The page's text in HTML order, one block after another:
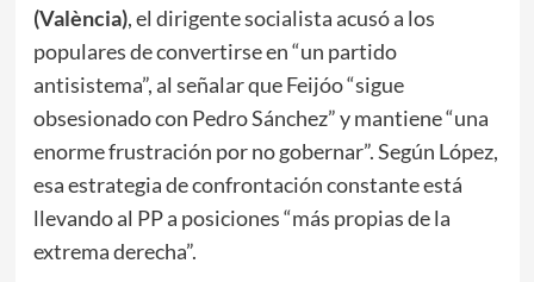
(València), el dirigente socialista acusó a los
populares de convertirse en “un partido
antisistema”, al señalar que Feijóo “sigue
obsesionado con Pedro Sánchez” y mantiene “una
enorme frustración por no gobernar”. Según López,
esa estrategia de confrontación constante está
llevando al PP a posiciones “más propias de la
extrema derecha”.